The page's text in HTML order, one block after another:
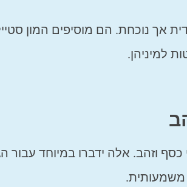
אך נוכחת. הם מוסיפים המון
למיניהן.
וזהב. אלה ידברו במיוחד עבור
משמעותית.